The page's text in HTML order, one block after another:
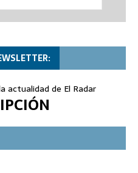
actualidad de El Radar